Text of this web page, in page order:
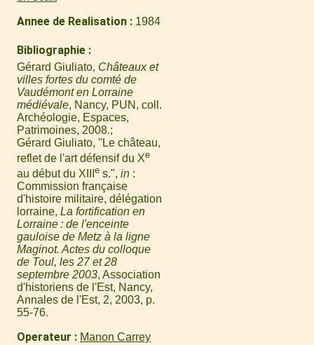
Annee de Realisation 1984
Bibliographie
Gérard Giuliato, Châteaux et
villes fortes du comté de
Vaudémont en Lorraine
médiévale, Nancy, PUN, coll.
Archéologie, Espaces,
Patrimoines, 2008.
Gérard Giuliato, "Le château,
reflet de l'art défensif du Xe
au début du XIII e s.", in :
Commission française
d'histoire militaire, délégation
lorraine, La fortification en
Lorraine : de l'enceinte
gauloise de Metz à la ligne
Maginot. Actes du colloque
de Toul, les 27 et 28
septembre 2003, Association
d'historiens de l'Est, Nancy,
Annales de l'Est, 2, 2003, p.
55-76.
Operateur Manon Carrey